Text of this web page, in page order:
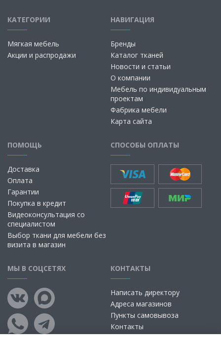
КАТЕГОРИИ
Мягкая мебель
Акции и распродажи
НАВИГАЦИЯ
Бренды
Каталог тканей
Новости и статьи
О компании
Мебель по индивидуальным
проектам
Фабрика мебели
Карта сайта
ПОМОЩЬ
Доставка
Оплата
Гарантии
Покупка в кредит
Видеоконсультация со
специалистом
Выбор ткани для мебели без
визита в магазин
СПОСОБЫ ОПЛАТЫ
МЫ В СОЦСЕТЯХ КОНТАКТЫ
Написать директору
Адреса магазинов
Пункты самовывоза
Контакты